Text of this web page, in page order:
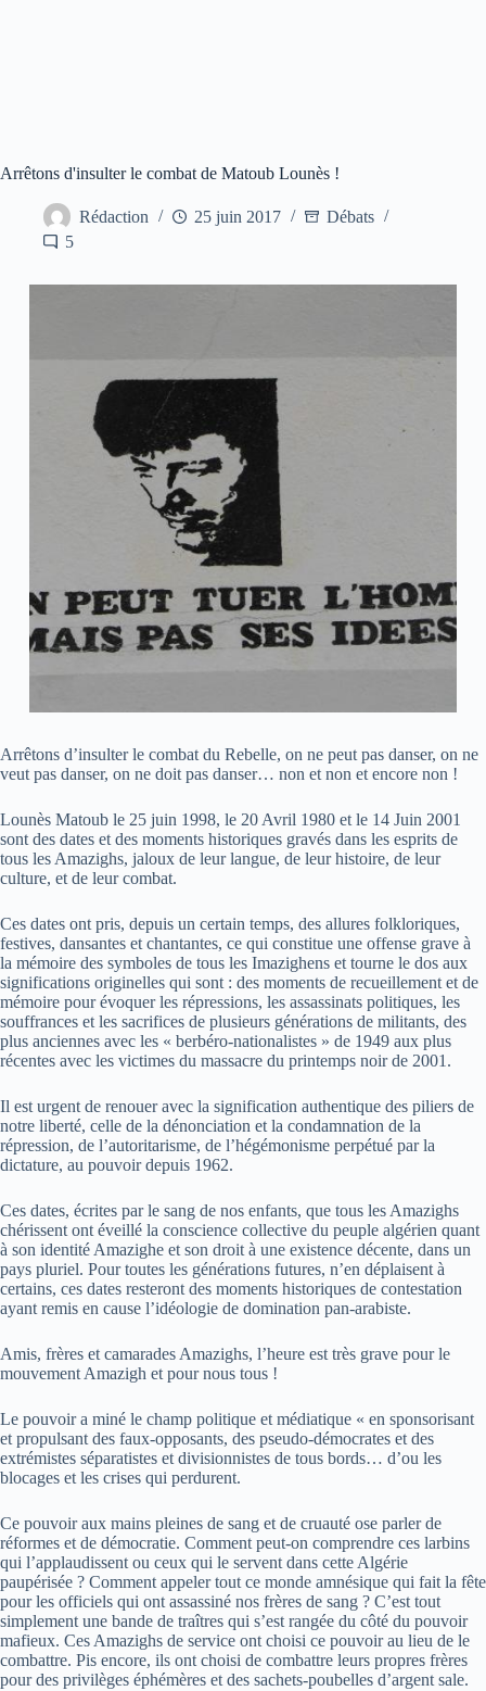
Arrêtons d'insulter le combat de Matoub Lounès !
Rédaction 25 juin 2017
Débats
5
Arrêtons d’insulter le combat du Rebelle, on ne peut pas danser, on ne
veut pas danser, on ne doit pas danser… non et non et encore non !
Lounès Matoub le 25 juin 1998, le 20 Avril 1980 et le 14 Juin 2001
sont des dates et des moments historiques gravés dans les esprits de
tous les Amazighs, jaloux de leur langue, de leur histoire, de leur
culture, et de leur combat.
Ces dates ont pris, depuis un certain temps, des allures folkloriques,
festives, dansantes et chantantes, ce qui constitue une offense grave à
la mémoire des symboles de tous les Imazighens et tourne le dos aux
significations originelles qui sont : des moments de recueillement et de
mémoire pour évoquer les répressions, les assassinats politiques, les
souffrances et les sacrifices de plusieurs générations de militants, des
plus anciennes avec les « berbéro-nationalistes » de 1949 aux plus
récentes avec les victimes du massacre du printemps noir de 2001.
Il est urgent de renouer avec la signification authentique des piliers de
notre liberté, celle de la dénonciation et la condamnation de la
répression, de l’autoritarisme, de l’hégémonisme perpétué par la
dictature, au pouvoir depuis 1962.
Ces dates, écrites par le sang de nos enfants, que tous les Amazighs
chérissent ont éveillé la conscience collective du peuple algérien quant
à son identité Amazighe et son droit à une existence décente, dans un
pays pluriel. Pour toutes les générations futures, n’en déplaisent à
certains, ces dates resteront des moments historiques de contestation
ayant remis en cause l’idéologie de domination pan-arabiste.
Amis, frères et camarades Amazighs, l’heure est très grave pour le
mouvement Amazigh et pour nous tous !
Le pouvoir a miné le champ politique et médiatique « en sponsorisant
et propulsant des faux-opposants, des pseudo-démocrates et des
extrémistes séparatistes et divisionnistes de tous bords… d’ou les
blocages et les crises qui perdurent.
Ce pouvoir aux mains pleines de sang et de cruauté ose parler de
réformes et de démocratie. Comment peut-on comprendre ces larbins
qui l’applaudissent ou ceux qui le servent dans cette Algérie
paupérisée ? Comment appeler tout ce monde amnésique qui fait la fête
pour les officiels qui ont assassiné nos frères de sang ? C’est tout
simplement une bande de traîtres qui s’est rangée du côté du pouvoir
mafieux. Ces Amazighs de service ont choisi ce pouvoir au lieu de le
combattre. Pis encore, ils ont choisi de combattre leurs propres frères
pour des privilèges éphémères et des sachets-poubelles d’argent sale.